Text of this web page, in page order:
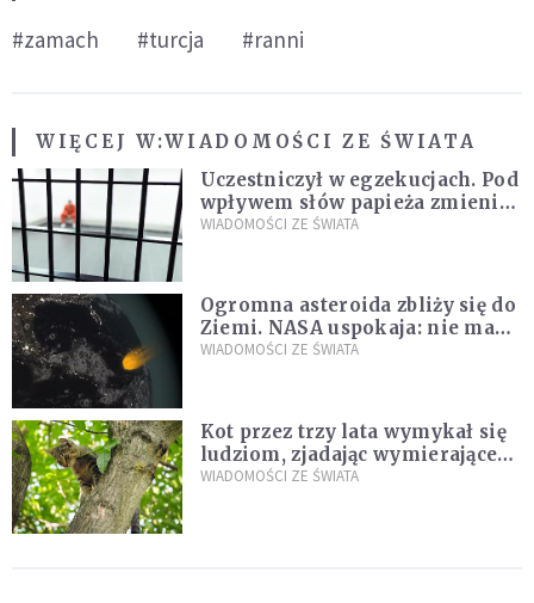
#zamach #turcja #ranni
WIĘCEJ W:WIADOMOŚCI ZE ŚWIATA
Uczestniczył w egzekucjach. Pod
wpływem słów papieża zmienił
zdanie
WIADOMOŚCI ZE ŚWIATA
Ogromna asteroida zbliży się do
Ziemi. NASA uspokaja: nie ma
zagrożenia
WIADOMOŚCI ZE ŚWIATA
Kot przez trzy lata wymykał się
ludziom, zjadając wymierające
kaczki. W końcu popełnił
WIADOMOŚCI ZE ŚWIATA